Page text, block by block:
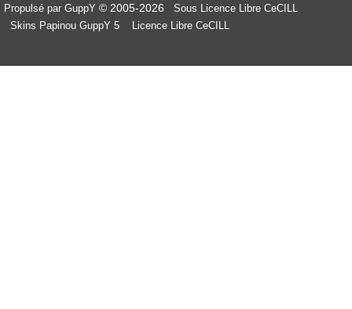
Propulsé par GuppY © 2005-2026
Sous Licence Libre CeCILL
Skins Papinou GuppY 5
Licence Libre CeCILL